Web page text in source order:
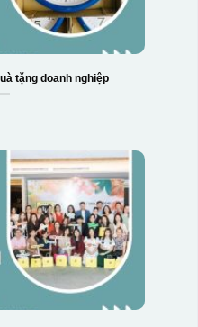
tặng doanh nghiệp